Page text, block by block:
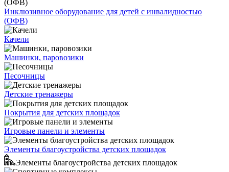
Инклюзивное оборудование для детей с инвалидностью
(ОФВ)
Качели
Машинки, паровозики
Песочницы
Детские тренажеры
Покрытия для детских площадок
Игровые панели и элементы
Элементы благоустройства детских площадок
Элементы благоустройства детских площадок